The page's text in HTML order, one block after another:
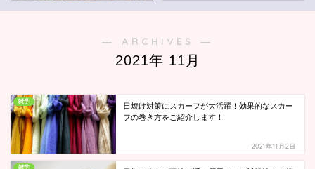
― ARCHIVES ―
2021年 11月
雑学
日焼け対策にスカーフが大活躍！効果的なスカー
フの巻き方をご紹介します！
2021年11月2日
雑学